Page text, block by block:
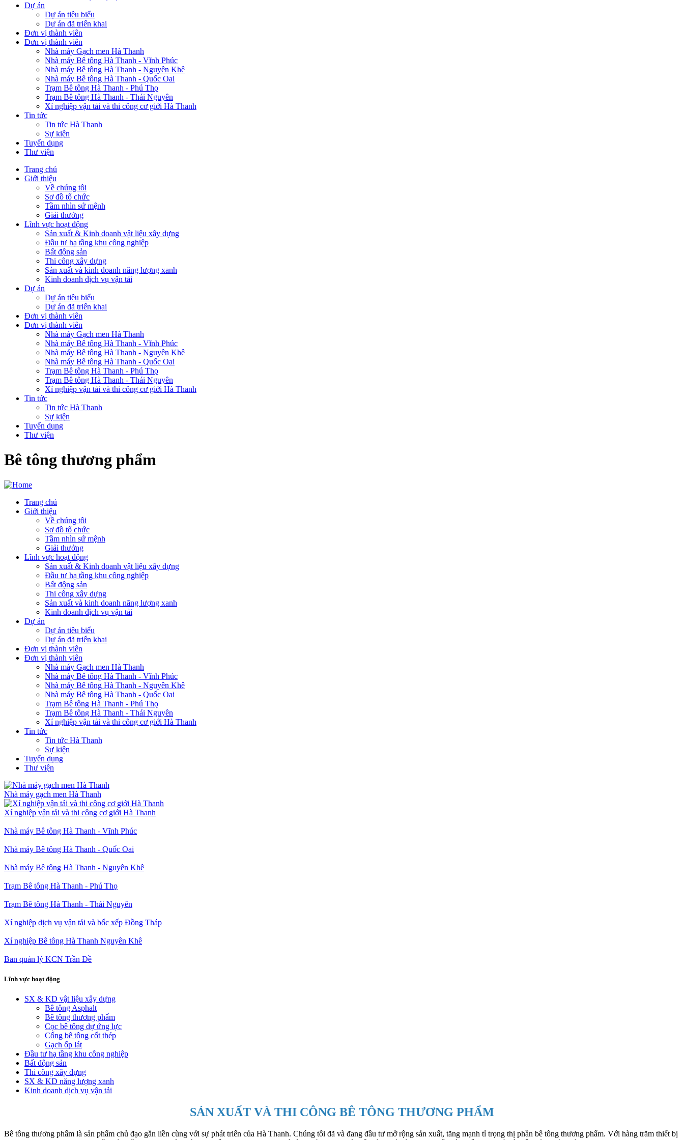
Dự án
Dự án tiêu biểu
Dự án đã triển khai
Đơn vị thành viên
Đơn vị thành viên
Nhà máy Gạch men Hà Thanh
Nhà máy Bê tông Hà Thanh - Vĩnh Phúc
Nhà máy Bê tông Hà Thanh - Nguyên Khê
Nhà máy Bê tông Hà Thanh - Quốc Oai
Trạm Bê tông Hà Thanh - Phú Thọ
Trạm Bê tông Hà Thanh - Thái Nguyên
Xí nghiệp vận tải và thi công cơ giới Hà Thanh
Tin tức
Tin tức Hà Thanh
Sự kiện
Tuyển dụng
Thư viện
Main
Trang chủ
Giới thiệu
Về chúng tôi
Sơ đồ tổ chức
Tầm nhìn sứ mệnh
Giải thưởng
Lĩnh vực hoạt động
Sản xuất & Kinh doanh vật liệu xây dựng
Đầu tư hạ tầng khu công nghiệp
Bất động sản
Thi công xây dựng
Sản xuất và kinh doanh năng lượng xanh
Kinh doanh dịch vụ vận tải
Dự án
Dự án tiêu biểu
Dự án đã triển khai
Đơn vị thành viên
Đơn vị thành viên
Nhà máy Gạch men Hà Thanh
Nhà máy Bê tông Hà Thanh - Vĩnh Phúc
Nhà máy Bê tông Hà Thanh - Nguyên Khê
Nhà máy Bê tông Hà Thanh - Quốc Oai
Trạm Bê tông Hà Thanh - Phú Thọ
Trạm Bê tông Hà Thanh - Thái Nguyên
Xí nghiệp vận tải và thi công cơ giới Hà Thanh
Tin tức
Tin tức Hà Thanh
Sự kiện
Tuyển dụng
Thư viện
Bê tông thương phẩm
Main
Trang chủ
Giới thiệu
Về chúng tôi
Sơ đồ tổ chức
Tầm nhìn sứ mệnh
Giải thưởng
Lĩnh vực hoạt động
Sản xuất & Kinh doanh vật liệu xây dựng
Đầu tư hạ tầng khu công nghiệp
Bất động sản
Thi công xây dựng
Sản xuất và kinh doanh năng lượng xanh
Kinh doanh dịch vụ vận tải
Dự án
Dự án tiêu biểu
Dự án đã triển khai
Đơn vị thành viên
Đơn vị thành viên
Nhà máy Gạch men Hà Thanh
Nhà máy Bê tông Hà Thanh - Vĩnh Phúc
Nhà máy Bê tông Hà Thanh - Nguyên Khê
Nhà máy Bê tông Hà Thanh - Quốc Oai
Trạm Bê tông Hà Thanh - Phú Thọ
Trạm Bê tông Hà Thanh - Thái Nguyên
Xí nghiệp vận tải và thi công cơ giới Hà Thanh
Tin tức
Tin tức Hà Thanh
Sự kiện
Tuyển dụng
Thư viện
Nhà máy gạch men Hà Thanh
Xí nghiệp vận tải và thi công cơ giới Hà Thanh
Nhà máy Bê tông Hà Thanh - Vĩnh Phúc
Nhà máy Bê tông Hà Thanh - Quốc Oai
Nhà máy Bê tông Hà Thanh - Nguyên Khê
Trạm Bê tông Hà Thanh - Phú Thọ
Trạm Bê tông Hà Thanh - Thái Nguyên
Xí nghiệp dịch vụ vận tải và bốc xếp Đồng Tháp
Xí nghiệp Bê tông Hà Thanh Nguyên Khê
Ban quản lý KCN Trần Đề
Lĩnh vực hoạt động
SX & KD vật liệu xây dựng
Bê tông Asphalt
Bê tông thương phẩm
Cọc bê tông dự ứng lực
Cống bê tông cốt thép
Gạch ốp lát
Đầu tư hạ tầng khu công nghiệp
Bất động sản
Thi công xây dựng
SX & KD năng lượng xanh
Kinh doanh dịch vụ vận tải
SẢN XUẤT VÀ THI CÔNG BÊ TÔNG THƯƠNG PHẨM
Bê tông thương phẩm là sản phẩm chủ đạo gắn liền cùng với sự phát triển của Hà Thanh. Chúng tôi đã và đang đầu tư mở rộng sản xuất, tăng mạnh tỉ trọng thị phần bê tông thương phẩm. Với hàng trăm thiết bị